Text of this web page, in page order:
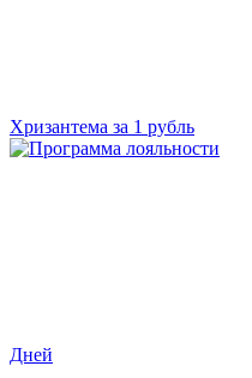
Хризантема за 1 рубль
Дней